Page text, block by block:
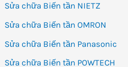
Sửa chữa Biến tần NIETZ
Sửa chữa Biến tần OMRON
Sửa chữa Biến tần Panasonic
Sửa chữa Biến tần POWTECH